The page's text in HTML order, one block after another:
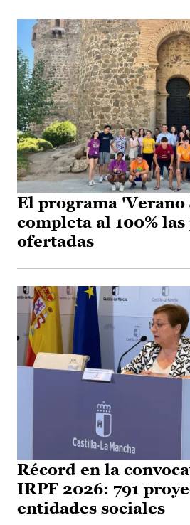
El programa 'Verano
completa al 100% las
ofertadas
Récord en la
IRPF 2026: 791
entidades sociales